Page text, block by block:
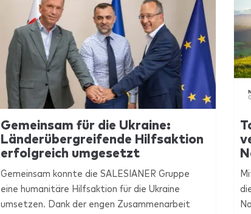
Gemeinsam für die Ukraine:
Länderübergreifende Hilfsaktion
erfolgreich umgesetzt
Gemeinsam konnte dieSALESIANER Gruppe
eine humanitäre Hilfsaktion für die Ukraine
umsetzen. Dank der engen Zusammenarbeit